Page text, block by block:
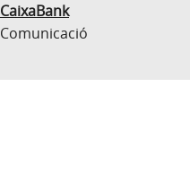
CaixaBank
Comunicació